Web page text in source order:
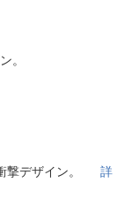
。
撃デザイン。 詳